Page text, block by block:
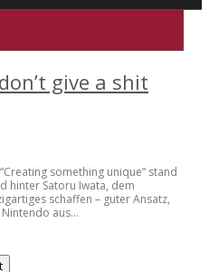
give a shit
something unique” stand
hinter Satoru Iwata, dem
schaffen – guter Ansatz,
aus...